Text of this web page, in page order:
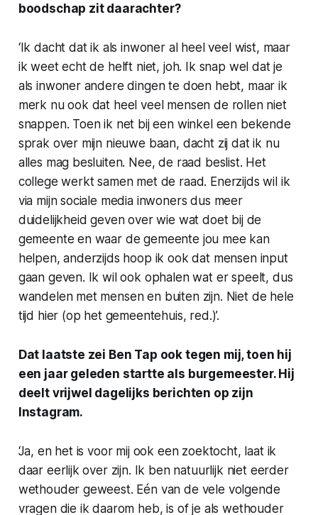
boodschap zit daarachter?
‘Ik dacht dat ik als inwoner al heel veel wist, maar
ik weet echt de helft niet, joh. Ik snap wel dat je
als inwoner andere dingen te doen hebt, maar ik
merk nu ook dat heel veel mensen de rollen niet
snappen. Toen ik net bij een winkel een bekende
sprak over mijn nieuwe baan, dacht zij dat ik nu
alles mag besluiten. Nee, de raad beslist. Het
college werkt samen met de raad. Enerzijds wil ik
via mijn sociale media inwoners dus meer
duidelijkheid geven over wie wat doet bij de
gemeente en waar de gemeente jou mee kan
helpen, anderzijds hoop ik ook dat mensen input
gaan geven. Ik wil ook ophalen wat er speelt, dus
wandelen met mensen en buiten zijn. Niet de hele
tijd hier (op het gemeentehuis, red.)’.
Dat laatste zei Ben Tap ook tegen mij, toen hij
een jaar geleden startte als burgemeester. Hij
deelt vrijwel dagelijks berichten op zijn
Instagram.
‘Ja, en het is voor mij ook een zoektocht, laat ik
daar eerlijk over zijn. Ik ben natuurlijk niet eerder
wethouder geweest. Eén van de vele volgende
vragen die ik daarom heb, is of je als wethouder